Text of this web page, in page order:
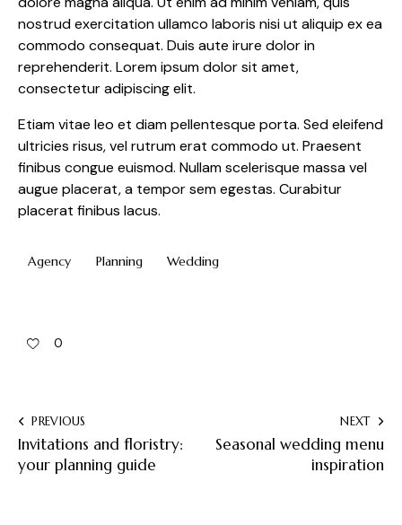
nostrud exercitation ullamco laboris nisi ut aliquip ex ea
commodo consequat. Duis aute irure dolor in
reprehenderit. Lorem ipsum dolor sit amet,
consectetur adipiscing elit.
Etiam vitae leo et diam pellentesque porta. Sed eleifend
ultricies risus, vel rutrum erat commodo ut. Praesent
finibus congue euismod. Nullam scelerisque massa vel
augue placerat, a tempor sem egestas. Curabitur
placerat finibus lacus.
Agency Planning Wedding
0
PREVIOUS
Invitations and floristry:
your planning guide
NEXT
Seasonal wedding menu
inspiration